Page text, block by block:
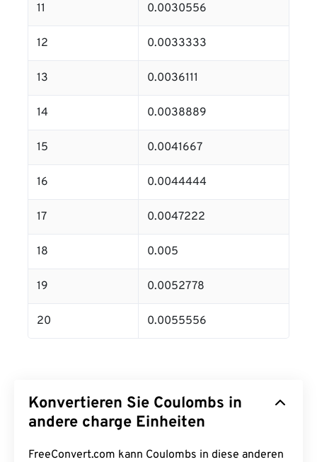
11 0.0030556
12 0.0033333
13 0.0036111
14 0.0038889
15 0.0041667
16 0.0044444
17 0.0047222
18 0.005
19 0.0052778
20 0.0055556
Konvertieren Sie Coulombs in
andere charge Einheiten
FreeConvert.com kann Coulombs in diese anderen